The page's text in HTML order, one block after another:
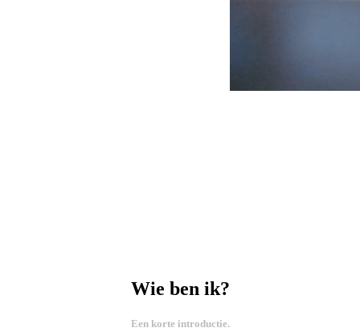
Wie ben ik?
Een korte introductie.